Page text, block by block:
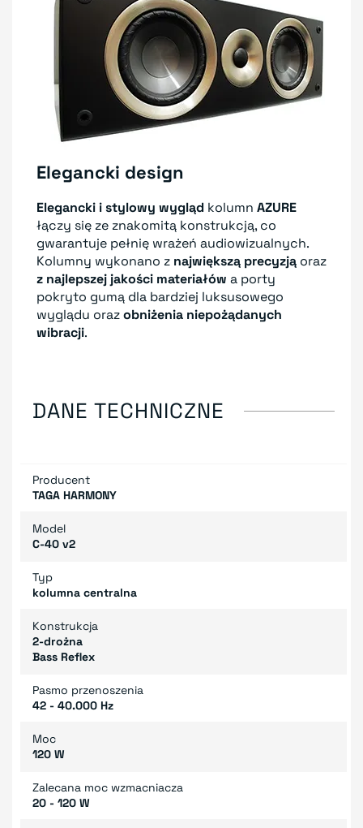
Elegancki design
Elegancki i stylowy wygląd kolumn AZURE
łączy się ze znakomitą konstrukcją, co
gwarantuje pełnię wrażeń audiowizualnych.
Kolumny wykonano z największą precyzją oraz
z najlepszej jakości materiałów a porty
pokryto gumą dla bardziej luksusowego
wyglądu orazobniżenia niepożądanych
wibracji.
DANE TECHNICZNE
Producent
TAGA HARMONY
Model
C-40 v2
Typ
kolumna centralna
Konstrukcja
2-drożna
Bass Reflex
Pasmo przenoszenia
42 - 40.000 Hz
Moc
120 W
Zalecana moc wzmacniacza
20 - 120 W